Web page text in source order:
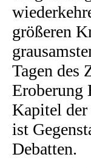
größeren
Tagen des
Eroberung
Kapitel
ist
Debatten.